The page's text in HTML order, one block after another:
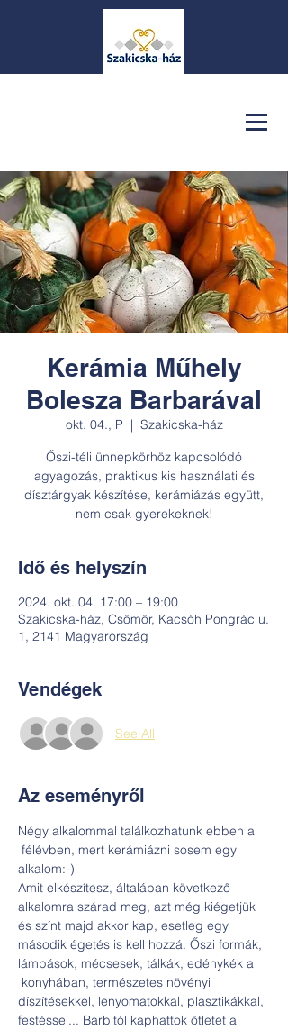
Kerámia Műhely
Bolesza Barbarával
okt. 04., P
  |
Szakicska-ház
Őszi-téli ünnepkörhöz kapcsolódó
agyagozás, praktikus kis használati és
dísztárgyak készítése, kerámiázás együtt,
nem csak gyerekeknek!
Idő és helyszín
2024. okt. 04. 17:00 – 19:00
Szakicska-ház, Csömör, Kacsóh Pongrác u.
1, 2141 Magyarország
Vendégek
See All
Az eseményről
Négy alkalommal találkozhatunk ebben a
félévben, mert kerámiázni sosem egy
alkalom:-)
Amit elkészítesz, általában következő
alkalomra szárad meg, azt még kiégetjük
és színt majd akkor kap, esetleg egy
második égetés is kell hozzá. Őszi formák,
lámpások, mécsesek, tálkák, edénykék a
konyhában, természetes növényi
díszítésekkel, lenyomatokkal, plasztikákkal,
festéssel... Barbitól kaphattok ötletet a